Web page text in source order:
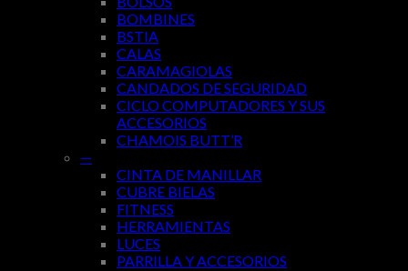
BOMBINES
BSTIA
CALAS
CARAMAGIOLAS
CANDADOS DE SEGURIDAD
CICLO COMPUTADORES Y SUS
ACCESORIOS
CHAMOIS BUTT’R
—
CINTA DE MANILLAR
CUBRE BIELAS
FITNESS
HERRAMIENTAS
LUCES
PARRILLA Y ACCESORIOS